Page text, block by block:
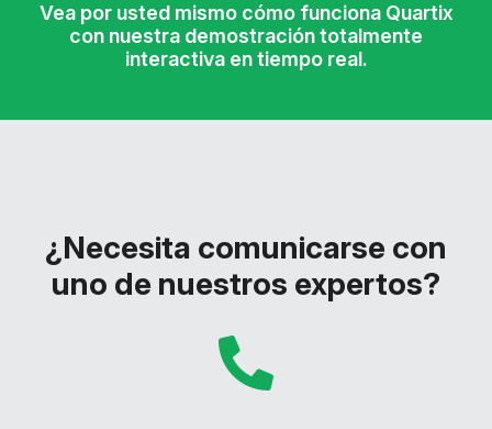
Vea por usted mismo cómo funciona Quartix
con nuestra demostración totalmente
interactiva en tiempo real.
¿Necesita comunicarse con
uno de nuestros expertos?